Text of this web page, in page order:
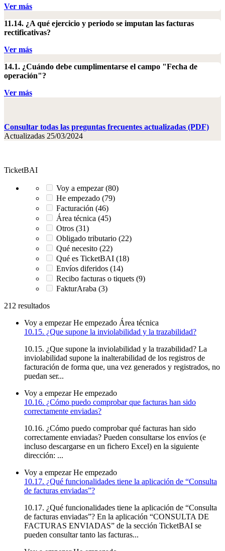
Ver más
11.14. ¿A qué ejercicio y periodo se imputan las facturas
rectificativas?
Ver más
14.1. ¿Cuándo debe cumplimentarse el campo "Fecha de
operación"?
Ver más
Consultar todas las preguntas frecuentes actualizadas (PDF)
Actualizadas 25/03/2024
TicketBAI
Voy a empezar (80)
He empezado (79)
Facturación (46)
Área técnica (45)
Otros (31)
Obligado tributario (22)
Qué necesito (22)
Qué es TicketBAI (18)
Envíos diferidos (14)
Recibo facturas o tiquets (9)
FakturAraba (3)
212 resultados
Voy a empezar He empezado Área técnica
10.15. ¿Que supone la inviolabilidad y la trazabilidad?
10.15. ¿Que supone la inviolabilidad y la trazabilidad? La
inviolabilidad supone la inalterabilidad de los registros de
facturación de forma que, una vez generados y registrados, no
puedan ser...
Voy a empezar He empezado
10.16. ¿Cómo puedo comprobar que facturas han sido
correctamente enviadas?
10.16. ¿Cómo puedo comprobar qué facturas han sido
correctamente enviadas? Pueden consultarse los envíos (e
incluso descargarse en un fichero Excel) en la siguiente
dirección: ...
Voy a empezar He empezado
10.17. ¿Qué funcionalidades tiene la aplicación de “Consulta
de facturas enviadas”?
10.17. ¿Qué funcionalidades tiene la aplicación de “Consulta
de facturas enviadas”? En la aplicación “CONSULTA DE
FACTURAS ENVIADAS” de la sección TicketBAI se
pueden consultar tanto las facturas...